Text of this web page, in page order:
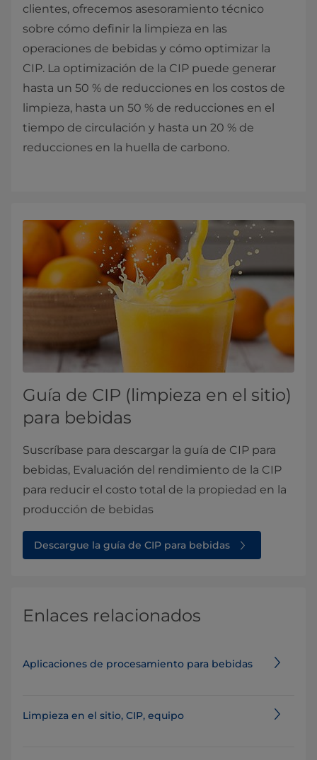
clientes, ofrecemos asesoramiento técnico
sobre cómo definir la limpieza en las
operaciones de bebidas y cómo optimizar la
CIP. La optimización de la CIP puede generar
hasta un 50 % de reducciones en los costos de
limpieza, hasta un 50 % de reducciones en el
tiempo de circulación y hasta un 20 % de
reducciones en la huella de carbono.
Guía de CIP (limpieza en el sitio)
para bebidas
Suscríbase para descargar la guía de CIP para
bebidas, Evaluación del rendimiento de la CIP
para reducir el costo total de la propiedad en la
producción de bebidas
Descargue la guía de CIP para bebidas
Enlaces relacionados
Aplicaciones de procesamiento para bebidas
Limpieza en el sitio, CIP, equipo